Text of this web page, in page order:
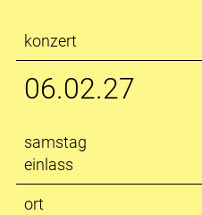
konzert
06.02.27
samstag
einlass
ort